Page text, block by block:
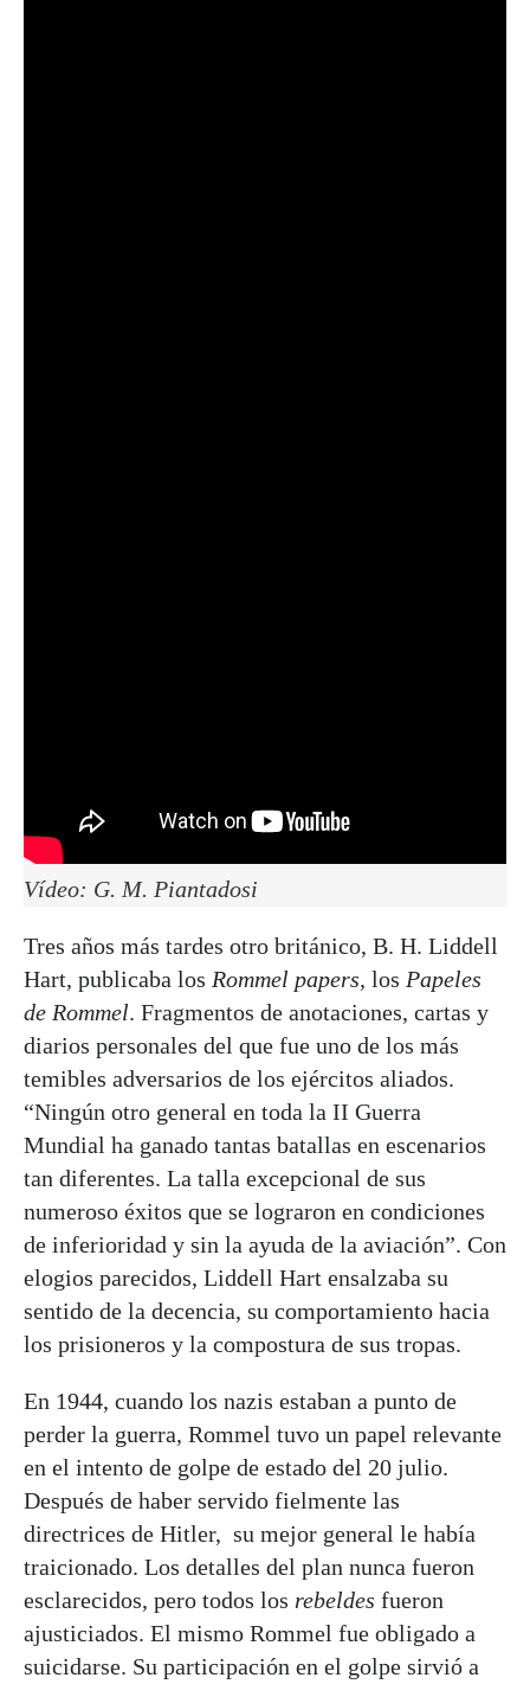
Vídeo: G. M. Piantadosi
Tres años más tardes otro británico, B. H. Liddell
Hart, publicaba los Rommel papers, los Papeles
de Rommel. Fragmentos de anotaciones, cartas y
diarios personales del que fue uno de los más
temibles adversarios de los ejércitos aliados.
“Ningún otro general en toda la II Guerra
Mundial ha ganado tantas batallas en escenarios
tan diferentes. La talla excepcional de sus
numeroso éxitos que se lograron en condiciones
de inferioridad y sin la ayuda de la aviación”. Con
elogios parecidos, Liddell Hart ensalzaba su
sentido de la decencia, su comportamiento hacia
los prisioneros y la compostura de sus tropas.
En 1944, cuando los nazis estaban a punto de
perder la guerra, Rommel tuvo un papel relevante
en el intento de golpe de estado del 20 julio.
Después de haber servido fielmente las
directrices de Hitler, su mejor general le había
traicionado. Los detalles del plan nunca fueron
esclarecidos, pero todos los rebeldes fueron
ajusticiados. El mismo Rommel fue obligado a
suicidarse. Su participación en el golpe sirvió a